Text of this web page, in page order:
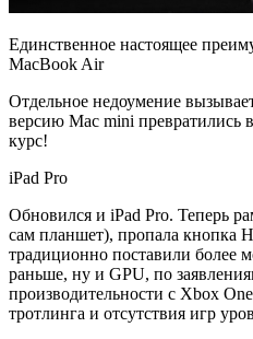
Единственное настоящее
MacBook Air
Отдельное недоумение
версию Mac mini превратились
курс!
iPad Pro
Обновился и iPad Pro. Теперь
сам планшет), пропала кнопка
традиционно поставили более
раньше, ну и GPU, по
производительности с Xbox
тротлинга и отсутствия игр